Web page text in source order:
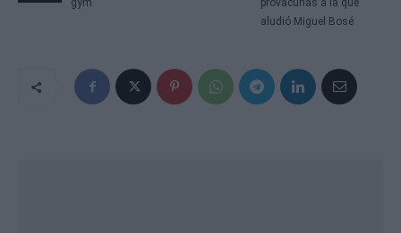
gym
provacunas a la que
aludió Miguel Bosé